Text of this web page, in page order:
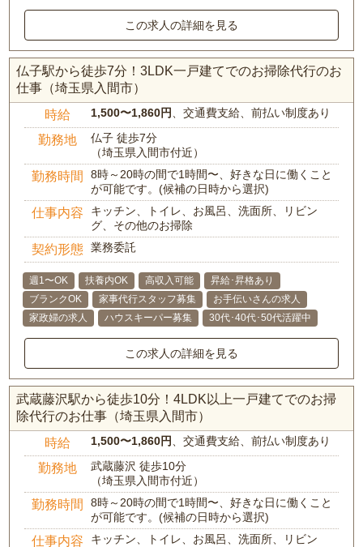
この求人の詳細を見る
仏子駅から徒歩7分！3LDK一戸建てでのお掃除代行のお
仕事（埼玉県入間市）
時給 1,500〜1,860円 、交通費支給、前払い制度あり
勤務地
仏子 徒歩7分
（埼玉県入間市付近）
勤務時間
8時～20時の間で1時間〜、好きな日に働くこと
が可能です。(候補の日時から選択)
仕事内容
キッチン、トイレ、お風呂、洗面所、リビン
グ、その他のお掃除
契約形態 業務委託
週1〜OK 扶養内OK 高収入可能
昇給･昇格あり
ブランクOK
家事代行スタッフ募集
お手伝いさんの求人
家政婦の求人
ハウスキーパー募集 30代･40代･50代活躍中
この求人の詳細を見る
武蔵藤沢駅から徒歩10分！4LDK以上一戸建てでのお掃
除代行のお仕事（埼玉県入間市）
時給 1,500〜1,860円 、交通費支給、前払い制度あり
勤務地
武蔵藤沢 徒歩10分
（埼玉県入間市付近）
勤務時間
8時～20時の間で1時間〜、好きな日に働くこと
が可能です。(候補の日時から選択)
仕事内容
キッチン、トイレ、お風呂、洗面所、リビン